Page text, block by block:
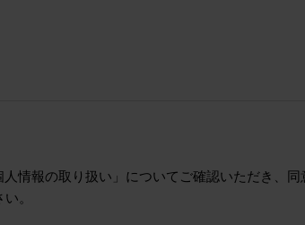
人情報の取り扱い」についてご確認いただき、
。